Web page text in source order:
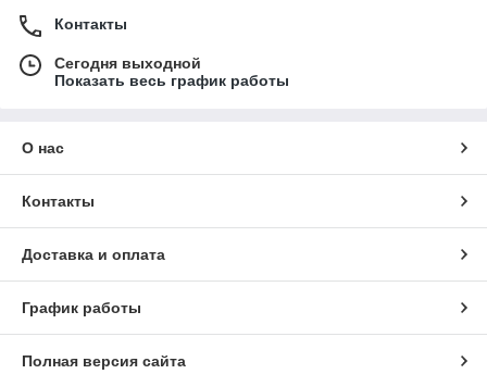
Контакты
Сегодня выходной
Показать весь график работы
О нас
Контакты
Доставка и оплата
График работы
Полная версия сайта